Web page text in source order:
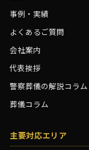
事例・実績
よくあるご質問
会社案内
代表挨拶
警察葬儀の解説コラム
葬儀コラム
主要対応エリア